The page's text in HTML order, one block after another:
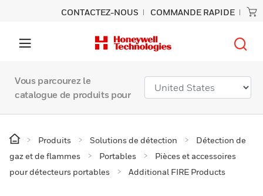
CONTACTEZ-NOUS COMMANDE RAPIDE
Vous parcourez le
catalogue de produits pour
Produits Solutions de détection
Détection de
gaz et de flammes
Portables
Pièces et accessoires
pour détecteurs portables
Additional FIRE Products